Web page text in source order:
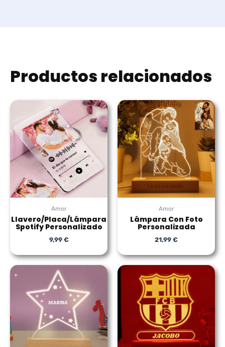
Productos relacionados
Amor
Llavero/Placa/Lámpara
Spotify Personalizado
9,99 €
Amor
Lámpara Con Foto
Personalizada
21,99 €